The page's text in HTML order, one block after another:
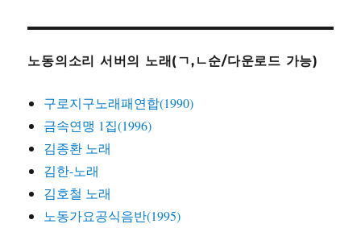
노동의소리 서버의 노래(ㄱ,ㄴ순/다운로드 가능)
구로지구노래패연합(1990)
금속연맹 1집(1996)
김종환 노래
김한-노래
김호철 노래
노동가요공식음반(1995)